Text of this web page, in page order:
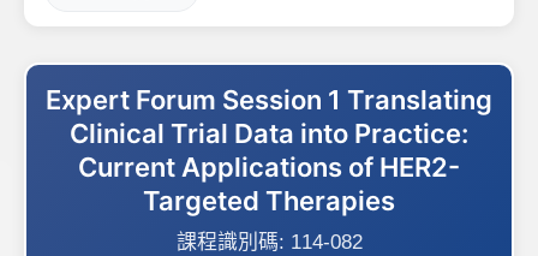
Expert Forum Session 1 Translating
Clinical Trial Data into Practice:
Current Applications of HER2-
Targeted Therapies
課程識別碼: 114-082